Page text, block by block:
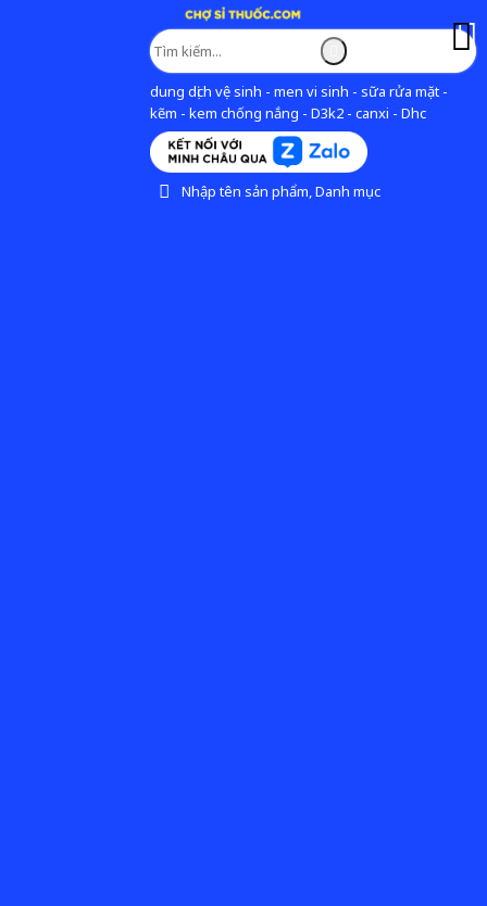
dung dịch vệ sinh - men vi sinh - sữa rửa mặt -
kẽm - kem chống nắng - D3k2 - canxi - Dhc
Nhập tên sản phẩm, Danh mục